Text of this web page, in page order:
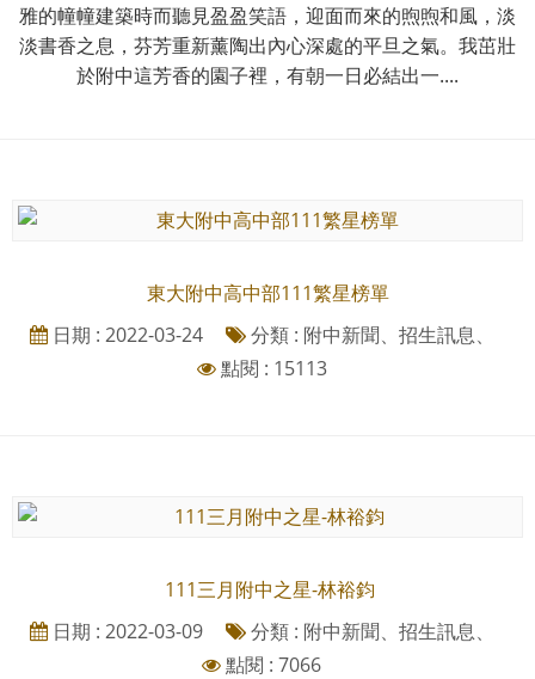
雅的幢幢建築時而聽見盈盈笑語，迎面而來的煦煦和風，淡
淡書香之息，芬芳重新薰陶出內心深處的平旦之氣。我茁壯
於附中這芳香的園子裡，有朝一日必結出一....
東大附中高中部111繁星榜單
日期 : 2022-03-24
分類 : 附中新聞、招生訊息、
點閱 : 15113
111三月附中之星-林裕鈞
日期 : 2022-03-09
分類 : 附中新聞、招生訊息、
點閱 : 7066